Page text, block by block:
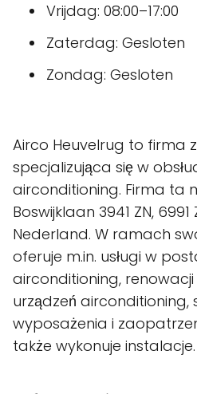
Vrijdag: 08:00–17:00
Zaterdag: Gesloten
Zondag: Gesloten
Airco Heuvelrug to firma
specjalizująca się w
airconditioning. Firma ta
Boswijklaan 3941 ZN, 6991
Nederland. W ramach
oferuje m.in. usługi w
airconditioning,
urządzeń airconditioning,
wyposażenia i
także wykonuje instalacje.